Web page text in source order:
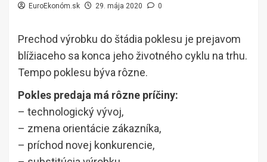
EuroEkonóm.sk 29. mája 2020 0
Prechod výrobku do štádia poklesu je prejavom
blížiaceho sa konca jeho životného cyklu na trhu.
Tempo poklesu býva rôzne.
Pokles predaja má rôzne príčiny:
– technologický vývoj,
– zmena orientácie zákazníka,
– príchod novej konkurencie,